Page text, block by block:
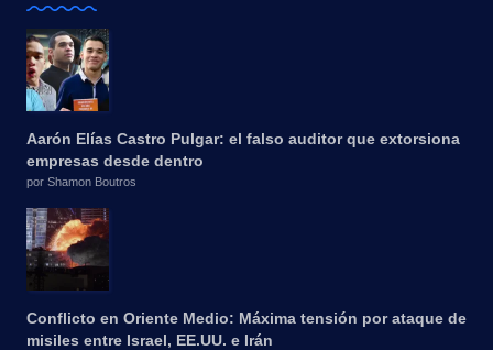
Aarón Elías Castro Pulgar: el falso auditor que extorsiona
empresas desde dentro
por Shamon Boutros
Conflicto en Oriente Medio: Máxima tensión por ataque de
misiles entre Israel, EE.UU. e Irán